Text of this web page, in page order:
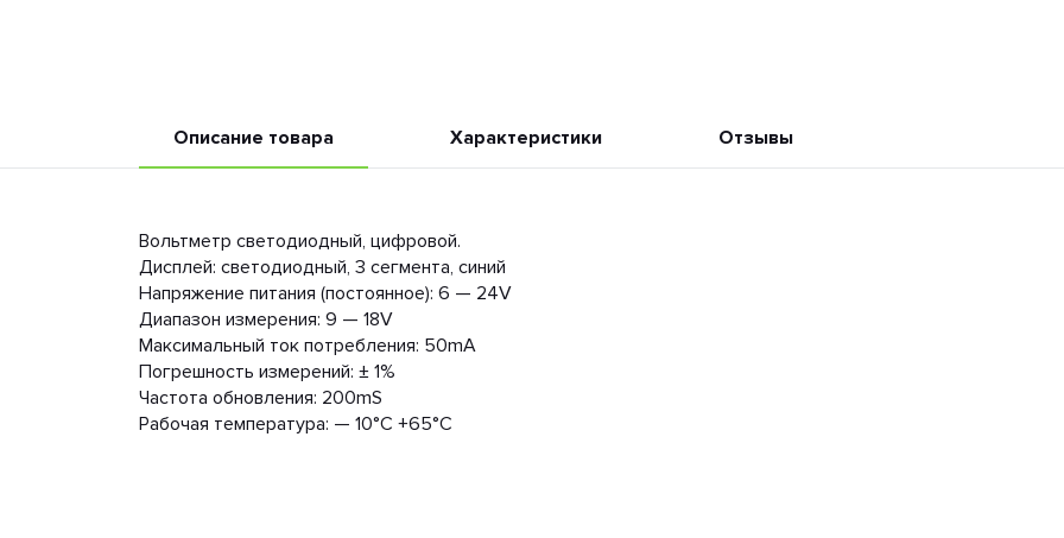
Описание товара Характеристики Отзывы
Вольтметр светодиодный, цифровой.
Дисплей: светодиодный, 3 сегмента, синий
Напряжение питания (постоянное): 6 — 24V
Диапазон измерения: 9 — 18V
Максимальный ток потребления: 50mA
Погрешность измерений: ± 1%
Частота обновления: 200mS
Рабочая температура: — 10°С +65°С